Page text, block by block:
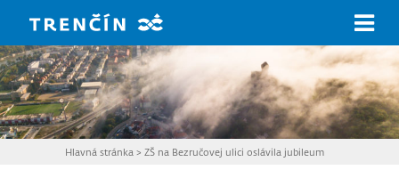
Hlavná stránka > ZŠ na Bezručovej ulici oslávila jubileum